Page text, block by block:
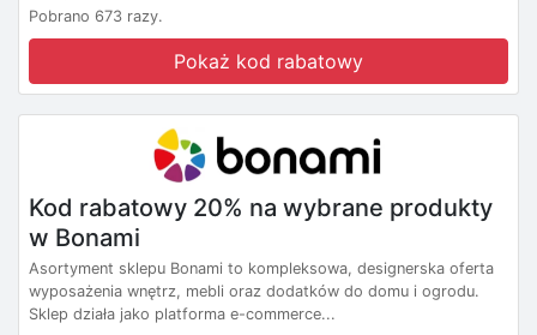
Pobrano 673 razy.
Pokaż kod rabatowy
Kod rabatowy 20% na wybrane produkty
w Bonami
Asortyment sklepu Bonami to kompleksowa, designerska oferta
wyposażenia wnętrz, mebli oraz dodatków do domu i ogrodu.
Sklep działa jako platforma e-commerce...